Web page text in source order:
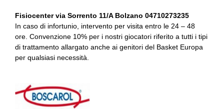
Fisiocenter via Sorrento 11/A Bolzano 04710273235
In caso di infortunio, intervento per visita entro le 24 – 48
ore. Convenzione 10% per i nostri giocatori riferito a tutti i tipi
di trattamento allargato anche ai genitori del Basket Europa
per qualsiasi necessità.